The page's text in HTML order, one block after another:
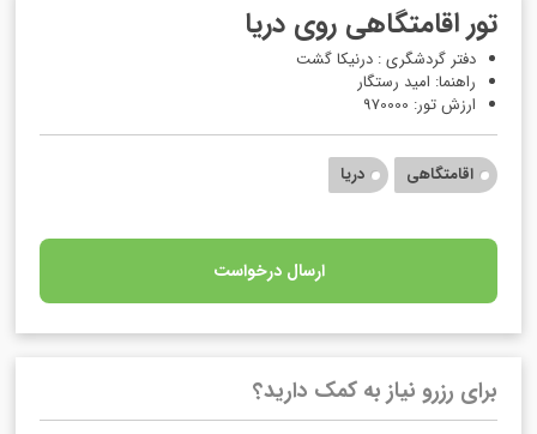
تور اقامتگاهی روی دریا
دفتر گردشگری : درنیکا گشت
راهنما: امید رستگار
ارزش تور: 970000
اقامتگاهی دریا
ارسال درخواست
برای رزرو نیاز به کمک دارید؟